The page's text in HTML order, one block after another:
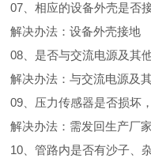
07、相应的设备外壳是否
解决办法：设备外壳接地
08、是否与交流电源及其
解决办法：与交流电源及
09、压力传感器是否损坏
解决办法：需发回生产厂
10、管路内是否有沙子、